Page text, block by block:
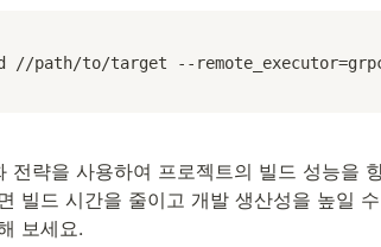
//path/to/target --
전략을 사용하여 프로젝트의 빌드 성능을
빌드 시간을 줄이고 개발 생산성을 높일
보세요.